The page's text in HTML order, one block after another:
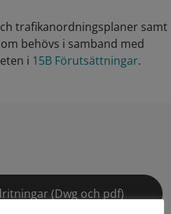
trafikanordningsplaner samt
behövs i samband med
i 15B Förutsättningar.
(Dwg och pdf)